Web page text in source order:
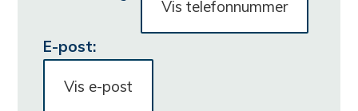
Vis telefonnummer
E-post:
Vis e-post